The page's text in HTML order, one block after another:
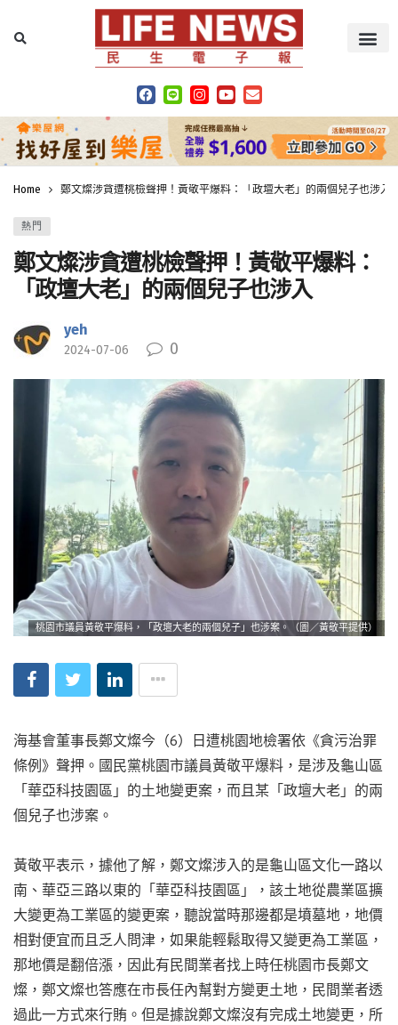
Home 鄭文燦涉貪遭桃檢聲押！黃敬平爆料：「政壇大老」的兩個兒子也涉入
熱門
鄭文燦涉貪遭桃檢聲押！黃敬平爆料：
「政壇大老」的兩個兒子也涉入
yeh
2024-07-06 0
桃園市議員黃敬平爆料，「政壇大老的兩個兒子」也涉案。（圖／黃敬平提供）
海基會董事長鄭文燦今（6）日遭桃園地檢署依《貪污治罪
條例》聲押。國民黨桃園市議員黃敬平爆料，是涉及龜山區
「華亞科技園區」的土地變更案，而且某「政壇大老」的兩
個兒子也涉案。
黃敬平表示，據他了解，鄭文燦涉入的是龜山區文化一路以
南、華亞三路以東的「華亞科技園區」，該土地從農業區擴
大變更為工業區的變更案，聽說當時那邊都是墳墓地，地價
相對便宜而且乏人問津，如果能輕鬆取得又變更為工業區，
那地價是翻倍漲，因此有民間業者找上時任桃園市長鄭文
燦，鄭文燦也答應在市長任內幫對方變更土地，民間業者透
過此一方式來行賄。但是據說鄭文燦沒有完成土地變更，所